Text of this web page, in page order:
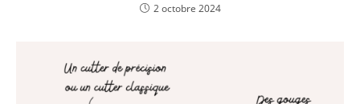
2 octobre 2024